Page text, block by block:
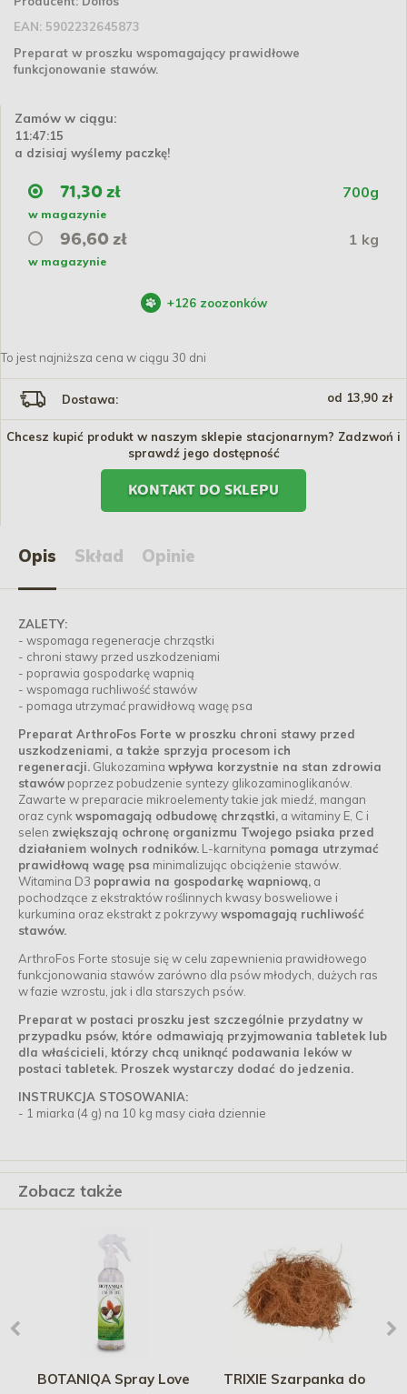
EAN: 5902232645873
Preparat w proszku wspomagający prawidłowe
funkcjonowanie stawów.
Zamów w ciągu:
11:47:15
a dzisiaj wyślemy paczkę!
71,30 zł 700g
w magazynie
96,60 zł 1 kg
w magazynie
+126 zoozonków
To jest najniższa cena w ciągu 30 dni
Dostawa: od 13,90 zł
Chcesz kupić produkt w naszym sklepie stacjonarnym? Zadzwoń i
sprawdź jego dostępność
KONTAKT DO SKLEPU
Opis Skład Opinie
ZALETY:
- wspomaga regeneracje chrząstki
- chroni stawy przed uszkodzeniami
- poprawia gospodarkę wapnią
- wspomaga ruchliwość stawów
- pomaga utrzymać prawidłową wagę psa
Preparat ArthroFos Forte w proszku chroni stawy przed
uszkodzeniami, a także sprzyja procesom ich
regeneracji. Glukozamina wpływa korzystnie na stan zdrowia
stawów poprzez pobudzenie syntezy glikozaminoglikanów.
Zawarte w preparacie mikroelementy takie jak miedź, mangan
oraz cynk wspomagają odbudowę chrząstki, a witaminy E, C i
selen zwiększają ochronę organizmu Twojego psiaka przed
działaniem wolnych rodników. L-karnityna pomaga utrzymać
prawidłową wagę psa minimalizując obciążenie stawów.
Witamina D3 poprawia na gospodarkę wapniową, a
pochodzące z ekstraktów roślinnych kwasy bosweliowe i
kurkumina oraz ekstrakt z pokrzywywspomagają ruchliwość
stawów.
ArthroFos Forte stosuje się w celu zapewnienia prawidłowego
funkcjonowania stawów zarówno dla psów młodych, dużych ras
w fazie wzrostu, jak i dla starszych psów.
Preparat w postaci proszku jest szczególnie przydatny w
przypadku psów, które odmawiają przyjmowania tabletek lub
dla właścicieli, którzy chcą uniknąć podawania leków w
postaci tabletek. Proszek wystarczy dodać do jedzenia.
INSTRUKCJA STOSOWANIA:
- 1 miarka (4 g) na 10 kg masy ciała dziennie
Zobacz także
BOTANIQA Spray Love
TRIXIE Szarpanka do